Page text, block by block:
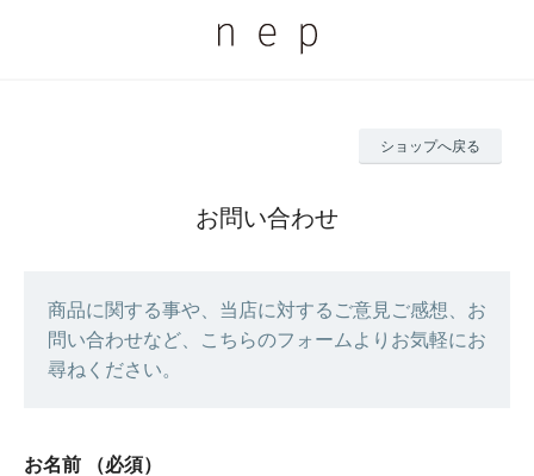
ショップへ戻る
お問い合わせ
商品に関する事や、当店に対するご意見ご感想、お
問い合わせなど、こちらのフォームよりお気軽にお
尋ねください。
お名前 （必須）